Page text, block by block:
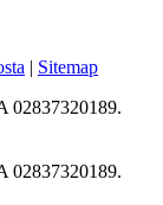
| Sitemap
02837320189.
02837320189.